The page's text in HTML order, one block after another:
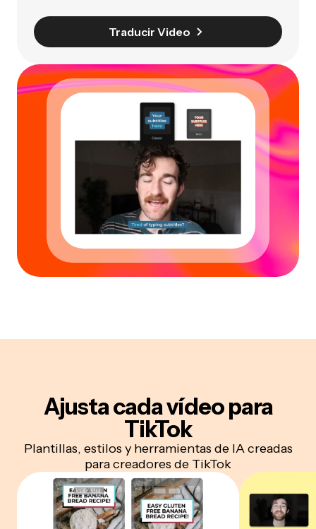
Traducir Video
Ajustacadavídeo para
TikTok
Plantillas, estilos y herramientas de IA creadas
para creadores de TikTok